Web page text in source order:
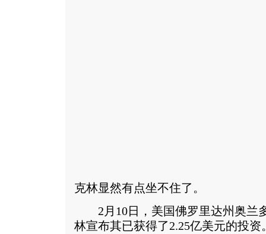
克林显然有点坐不住了。
2月10日，美国佛罗里达州奥兰
林宣布其已获得了2.25亿美元的投